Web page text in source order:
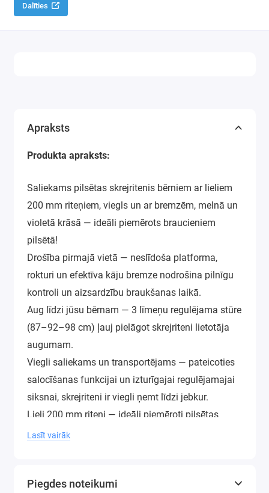
Dalīties
Apraksts
Produkta apraksts:
Saliekams pilsētas skrejritenis bērniem ar lieliem
200 mm riteņiem, viegls un ar bremzēm, melnā un
violetā krāsā — ideāli piemērots braucieniem
pilsētā!
Drošība pirmajā vietā — neslīdoša platforma,
rokturi un efektīva kāju bremze nodrošina pilnīgu
kontroli un aizsardzību braukšanas laikā.
Aug līdzi jūsu bērnam — 3 līmeņu regulējama stūre
(87–92–98 cm) ļauj pielāgot skrejriteni lietotāja
augumam.
Viegli saliekams un transportējams — pateicoties
salocīšanas funkcijai un izturīgajai regulējamajai
siksnai, skrejriteni ir viegli ņemt līdzi jebkur.
Lieli 200 mm riteņi — ideāli piemēroti pilsētas
ietvēm un nelīdzenam reljefam, nodrošina
pretslīdes uzlīme, pārnēsāšanas siksna un pat
Lasīt vairāk
Piegdes noteikumi